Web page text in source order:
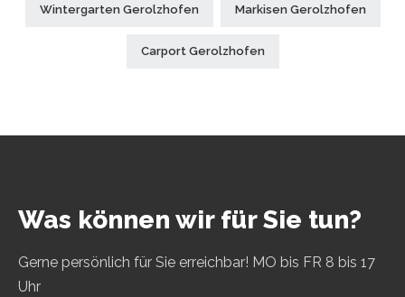
Wintergarten Gerolzhofen Markisen Gerolzhofen
Carport Gerolzhofen
Was können wir für Sie tun?
Gerne persönlich für Sie erreichbar! MO bis FR 8 bis 17
Uhr